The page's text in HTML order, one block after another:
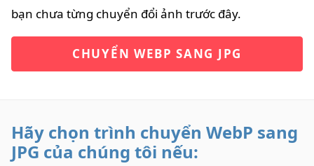
bạn chưa từng chuyển đổi ảnh trước đây.
CHUYỂN WEBP SANG JPG
Hãy chọn trình chuyển WebP sang
JPG của chúng tôi nếu: